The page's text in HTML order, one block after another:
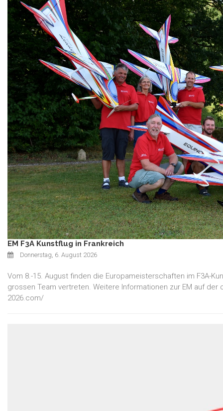
EM F3A Kunstflug in Frankreich
Donnerstag, 6. August 2026
Vom 8.-15. August finden die Europameisterschaften im F3A-
grossen Team vertreten. Weitere Informationen zur EM auf
2026.com/